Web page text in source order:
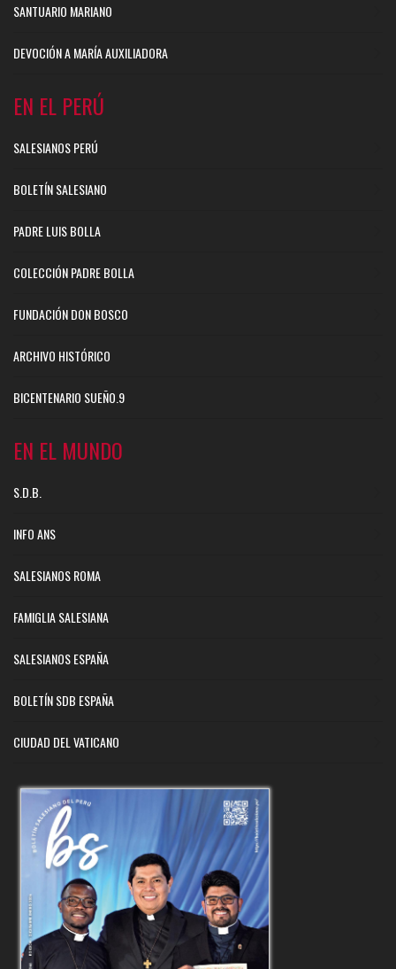
SANTUARIO MARIANO
DEVOCIÓN A MARÍA AUXILIADORA
EN EL PERÚ
SALESIANOS PERÚ
BOLETÍN SALESIANO
PADRE LUIS BOLLA
COLECCIÓN PADRE BOLLA
FUNDACIÓN DON BOSCO
ARCHIVO HISTÓRICO
BICENTENARIO SUEÑO.9
EN EL MUNDO
S.D.B.
INFO ANS
SALESIANOS ROMA
FAMIGLIA SALESIANA
SALESIANOS ESPAÑA
BOLETÍN SDB ESPAÑA
CIUDAD DEL VATICANO